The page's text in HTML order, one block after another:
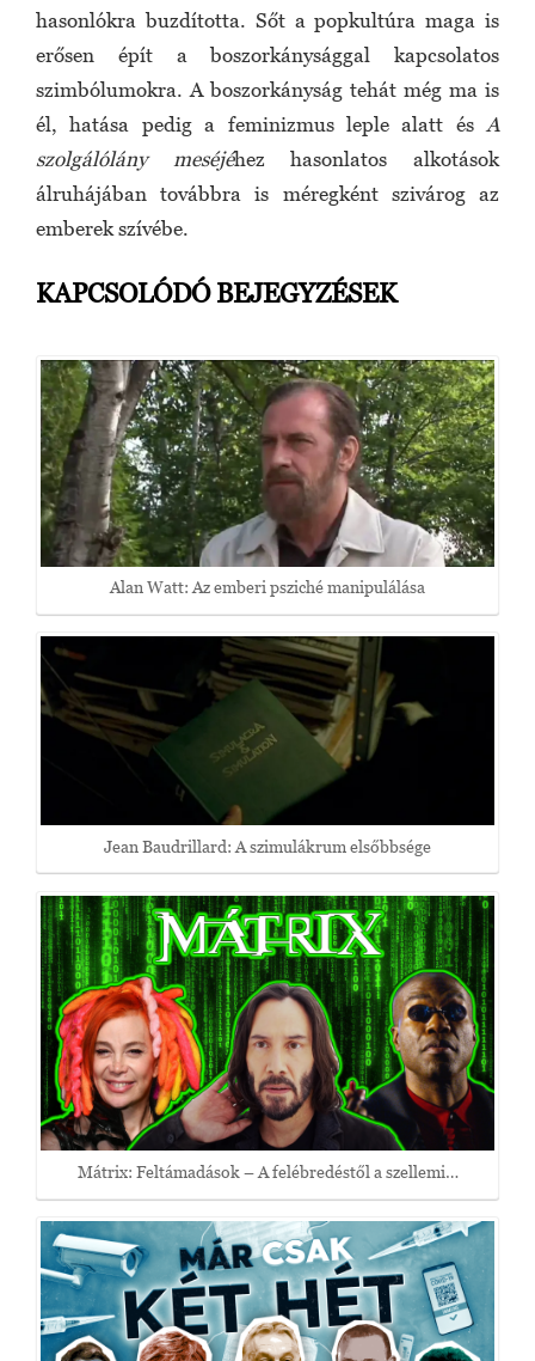
hasonlókra buzdította. Sőt a popkultúra maga is
erősen épít a boszorkánysággal kapcsolatos
szimbólumokra. A boszorkányság tehát még ma is
él, hatása pedig a feminizmus leple alatt ésA
szolgálólány meséjéhez hasonlatos alkotások
álruhájában továbbra is méregként szivárog az
emberek szívébe.
KAPCSOLÓDÓ BEJEGYZÉSEK
Alan Watt: Az emberi psziché manipulálása
Jean Baudrillard: A szimulákrum elsőbbsége
Mátrix: Feltámadások – A felébredéstől a szellemi…